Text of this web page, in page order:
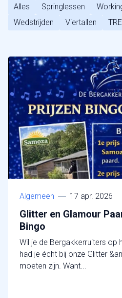
Alles Springlessen
Wedstrijden
Viertallen
Algemeen 17 apr. 2026
Glitter en Glamour
Bingo
Wil je de Bergakkerruiters op
had je écht bij onze Glitter
moeten zijn. Want...